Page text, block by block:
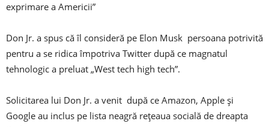
exprimare a Americii”
Don Jr. a spus că îl consideră pe Elon Musk persoana potrivită
pentru a se ridica împotriva Twitter după ce magnatul
tehnologic a preluat „West tech high tech”.
Solicitarea lui Don Jr. a venit după ce Amazon, Apple și
Google au inclus pe lista neagră rețeaua socială de dreapta